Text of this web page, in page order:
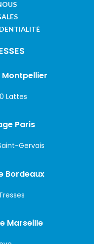
Lattes
Paris
Gervais
Bordeaux
Marseille